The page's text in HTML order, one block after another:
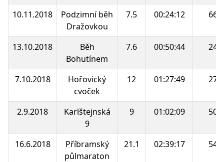
10.11.2018
Podzimní běh
Dražovkou
7.5 00:24:12 66.
13.10.2018
Běh
Bohutínem
7.6 00:50:44 24.
7.10.2018
Hořovický
cvoček
12 01:27:49 27.
2.9.2018
Karlštejnská
9
9 01:02:09 50.
16.6.2018
Příbramský
půlmaraton
21.1 02:39:17 54.